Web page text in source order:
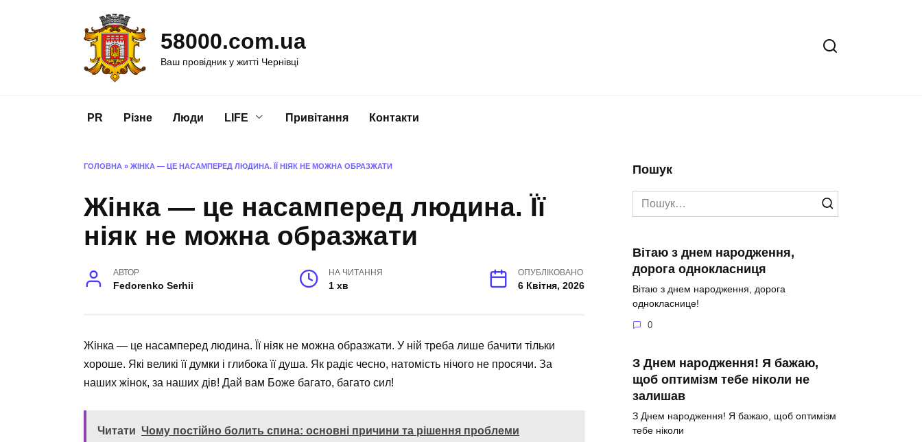
58000.com.ua
Ваш провідник у житті Чернівці
PR Різне Люди LIFE Привітання Контакти
ГОЛОВНА » ЖІНКА — ЦЕ НАСАМПЕРЕД ЛЮДИНА. ЇЇ НІЯК НЕ МОЖНА ОБРАЗЖАТИ
Жінка — це насамперед людина. Її
ніяк не можна образжати
АВТОР
Fedorenko Serhii
НА ЧИТАННЯ
1 хв
ОПУБЛІКОВАНО
6 Квітня, 2026
Жінка — це насамперед людина. Її ніяк не можна образжати. У ній треба лише бачити тільки
хороше. Які великі її думки і глибока її душа. Як радіє чесно, натомість нічого не просячи. За
наших жінок, за наших дів! Дай вам Боже багато, багато сил!
Читати Чому постійно болить спина: основні причини та рішення проблеми
Пошук
Search
for:
Вітаю з днем народження,
дорога однокласниця
Вітаю з днем народження, дорога
однокласнице!
0
З Днем народження! Я бажаю,
щоб оптимізм тебе ніколи не
залишав
З Днем народження! Я бажаю, щоб оптимізм
тебе ніколи